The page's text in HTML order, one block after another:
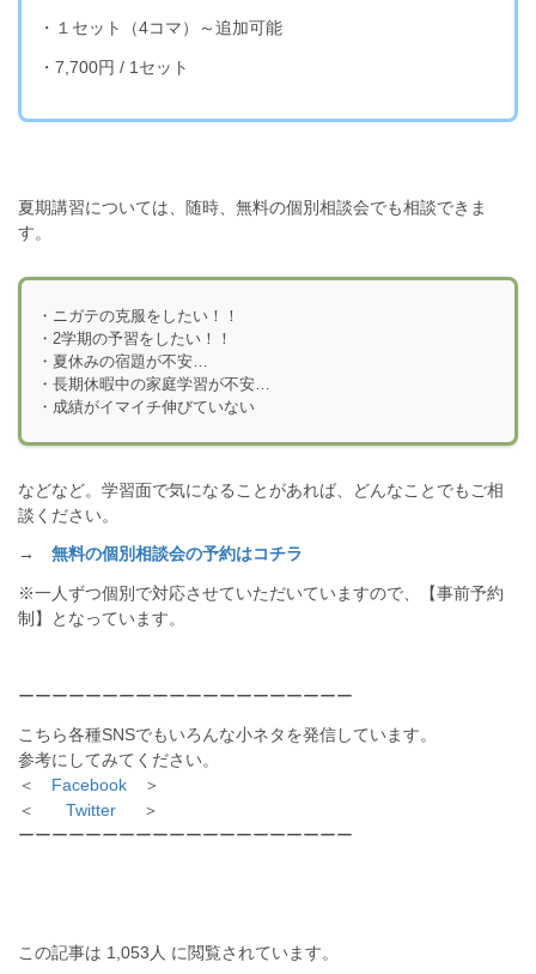
・１セット（4コマ）～追加可能
・7,700円 / 1セット
夏期講習については、随時、無料の個別相談会でも相談できま
す。
・ニガテの克服をしたい！！
・2学期の予習をしたい！！
・夏休みの宿題が不安…
・長期休暇中の家庭学習が不安…
・成績がイマイチ伸びていない
などなど。学習面で気になることがあれば、どんなことでもご相
談ください。
→ 無料の個別相談会の予約はコチラ
※一人ずつ個別で対応させていただいていますので、【事前予約
制】となっています。
ーーーーーーーーーーーーーーーーーーーー
こちら各種SNSでもいろんな小ネタを発信しています。
参考にしてみてください。
＜ Facebook ＞
＜ Twitter ＞
ーーーーーーーーーーーーーーーーーーーー
この記事は 1,053人 に閲覧されています。